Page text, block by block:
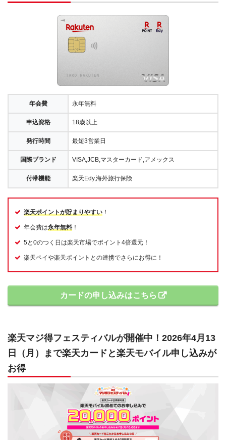
年会費 永年無料
申込資格 18歳以上
発行時間 最短3営業日
国際ブランド VISA,JCB,マスターカード,アメックス
付帯機能 楽天Edy,海外旅行保険
楽天ポイントが貯まりやすい ！
年会費は永年無料 ！
5と0のつく日は楽天市場でポイント4倍還元！
楽天ペイや楽天ポイントとの連携でさらにお得に！
カードの申し込みはこちら
楽天マジ得フェスティバルが開催中！2026年4月13
日（月）まで楽天カードと楽天モバイル申し込みが
お得